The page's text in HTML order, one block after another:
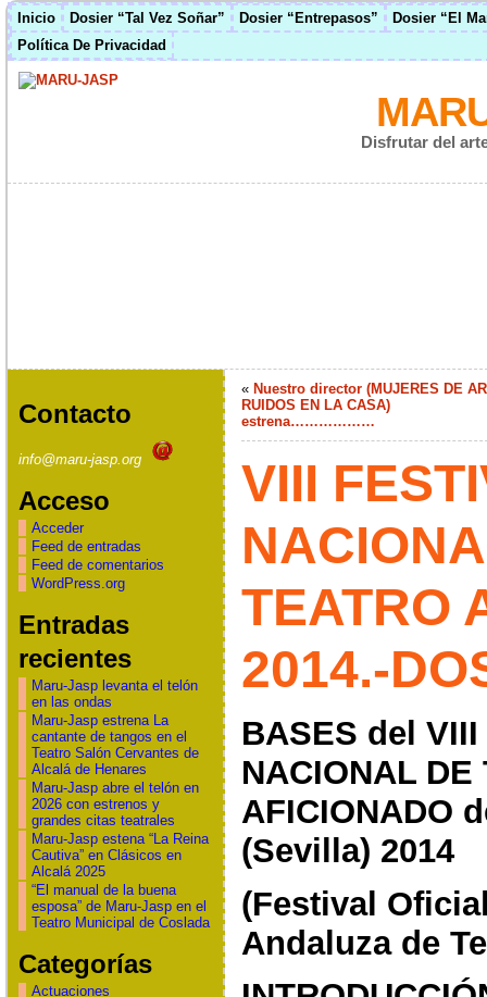
Inicio Dosier “Tal Vez Soñar” Dosier “Entrepasos”
Dosier “El
Política De Privacidad
Disfrutar del
Contacto
info@maru-jasp.org
Acceso
Acceder
Feed de entradas
Feed de comentarios
WordPress.org
Entradas
recientes
Maru-Jasp levanta el telón
en las ondas
Maru-Jasp estrena La
cantante de tangos en el
Teatro Salón Cervantes de
Alcalá de Henares
Maru-Jasp abre el telón en
2026 con estrenos y
grandes citas teatrales
Maru-Jasp estena “La Reina
Cautiva” en Clásicos en
Alcalá 2025
“El manual de la buena
esposa” de Maru-Jasp en el
Teatro Municipal de Coslada
Categorías
Actuaciones
« Nuestro director (MUJERES DE
RUIDOS EN LA CASA)
estrena………………
VIII
TEATRO
2014.-
BASES del VIII
NACIONAL DE
AFICIONADO
(Sevilla) 2014
(Festival
Andaluza de